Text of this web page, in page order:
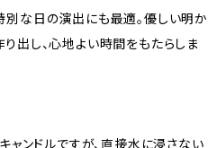
別な日の演出にも最適。優しい明か
出し、心地よい時間をもたらしま
ンドルですが、直接水に浸さない